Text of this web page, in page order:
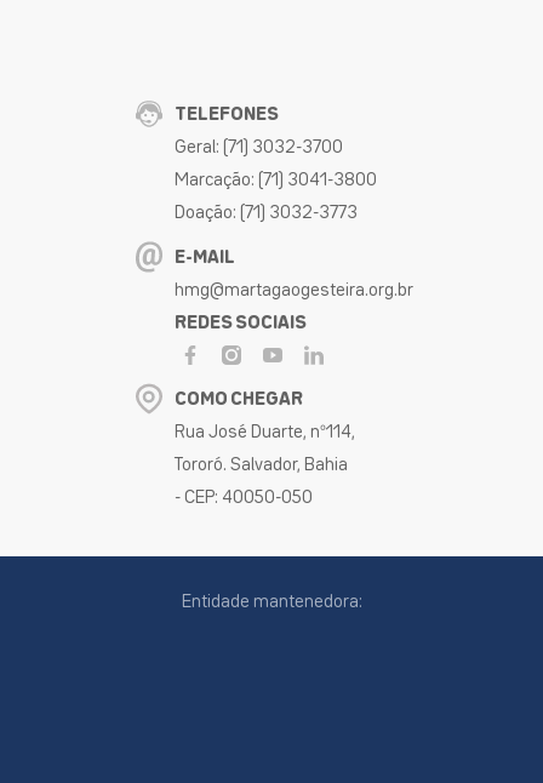
TELEFONES
Geral: (71) 3032-3700
Marcação: (71) 3041-3800
Doação: (71) 3032-3773
E-MAIL
hmg@martagaogesteira.org.br
REDES SOCIAIS
COMO CHEGAR
Rua José Duarte, nº114,
Tororó. Salvador, Bahia
- CEP: 40050-050
Entidade mantenedora: